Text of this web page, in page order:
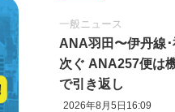
一般ニュース
ANA羽田〜伊丹線
次ぐ ANA257便は
で引き返し
2026年8月5日16:09